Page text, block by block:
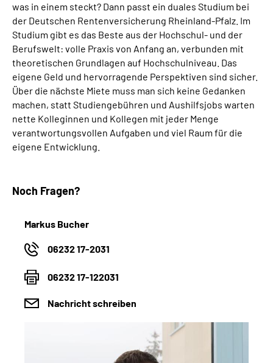
was in einem steckt? Dann passt ein duales Studium bei
der Deutschen Rentenversicherung Rheinland-Pfalz. Im
Studium gibt es das Beste aus der Hochschul- und der
Berufswelt: volle Praxis von Anfang an, verbunden mit
theoretischen Grundlagen auf Hochschulniveau. Das
eigene Geld und hervorragende Perspektiven sind sicher.
Über die nächste Miete muss man sich keine Gedanken
machen, statt Studiengebühren und Aushilfsjobs warten
nette Kolleginnen und Kollegen mit jeder Menge
verantwortungsvollen Aufgaben und viel Raum für die
eigene Entwicklung.
Noch Fragen?
Markus Bucher
06232 17-2031
06232 17-122031
Nachricht schreiben